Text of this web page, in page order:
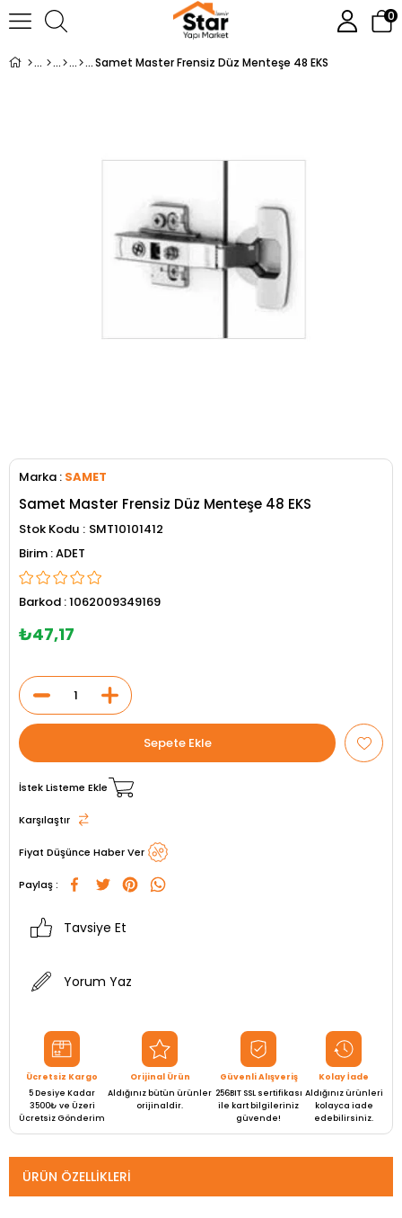
0
Samet Master Frensiz Düz Menteşe 48 EKS
Marka : SAMET
Samet Master Frensiz Düz Menteşe 48 EKS
Stok Kodu
SMT10101412
ADET
Barkod :1062009349169
₺47,17
İstek Listeme Ekle
Karşılaştır
Fiyat Düşünce Haber Ver
Paylaş :
Tavsiye Et
Yorum Yaz
Ücretsiz Kargo
5 Desiye Kadar
3500₺ ve Üzeri
Ücretsiz Gönderim
Orijinal Ürün
Aldığınız bütün ürünler
orijinaldir.
Güvenli Alışveriş
256BIT SSL sertifikası
ile kart bilgileriniz
güvende!
Kolay İade
Aldığınız ürünleri
kolayca iade
edebilirsiniz.
ÜRÜN ÖZELLIKLERI